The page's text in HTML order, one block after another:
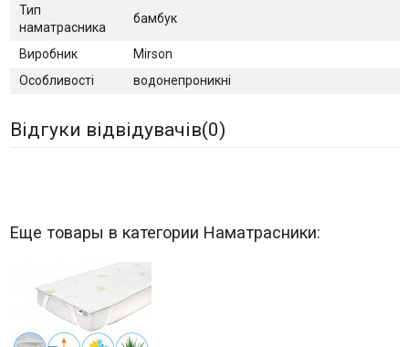
Тип
наматрасника
бамбук
Виробник
Mirson
Особливості
водонепроникні
Відгуки відвідувачів(0)
Еще товары в категории Наматрасники: